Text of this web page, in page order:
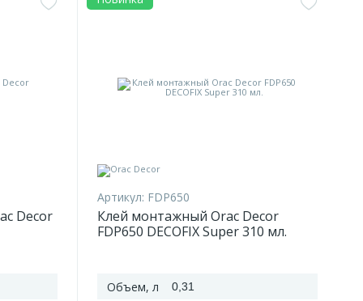
Decor
Артикул: FDP650
Клей монтажный Orac Decor
FDP650 DECOFIX Super 310 мл.
Объем, л 0,31